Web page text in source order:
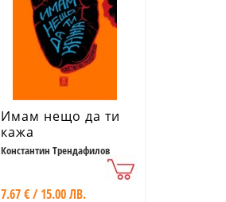
Имам нещо да ти
кажа
Константин Трендафилов
7.67 € / 15.00 ЛВ.